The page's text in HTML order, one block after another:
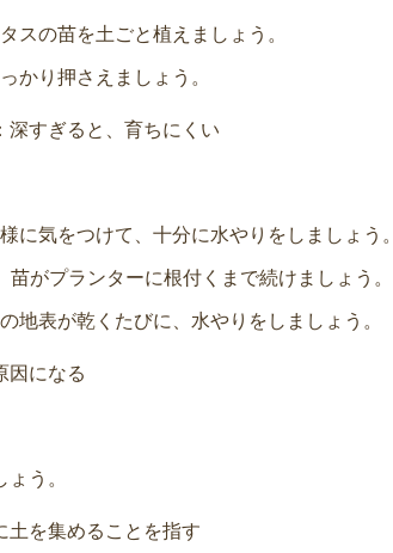
スの苗を土ごと植えましょう。
かり押さえましょう。
すぎると、育ちにくい
に気をつけて、十分に水やりをしましょう。
がプランターに根付くまで続けましょう。
地表が乾くたびに、水やりをしましょう。
因になる
う。
を集めることを指す